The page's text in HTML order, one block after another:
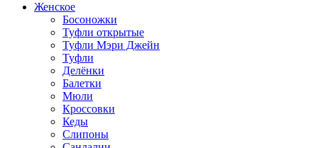
Женское
Босоножки
Туфли открытые
Туфли Мэри Джейн
Туфли
Делёнки
Балетки
Мюли
Кроссовки
Кеды
Слипоны